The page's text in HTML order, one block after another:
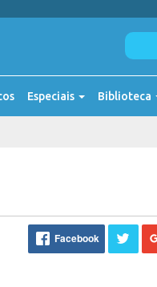
Especiais Biblioteca
Facebook